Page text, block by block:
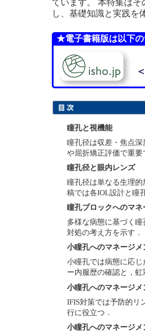
ています。 本特集は
し、基礎知識と実践を
★電子書籍版は以下
瞳孔と視機能
瞳孔径は収差・焦点
や屈折矯正評価で重
瞳孔径と眼内レンズ
瞳孔径は単なる生理
稿では各IOL設計と瞳
瞳孔ブロックへのマネ
多様な病態に基づく
対処の考え方を示す．
小瞳孔へのマネージ
小瞳孔では病態に応
ー内服歴の確認と，
小瞳孔へのマネージ
IFIS対策では予防的リ
行に役立つ．
小瞳孔へのマネージ